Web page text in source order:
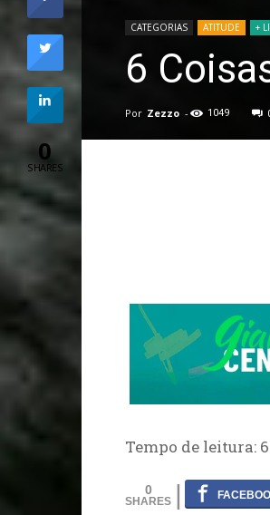
CATEGORIAS ATITUDE +
6
Por Zezzo - 1049
Tempo de leitura: 6
0
0
SHARES